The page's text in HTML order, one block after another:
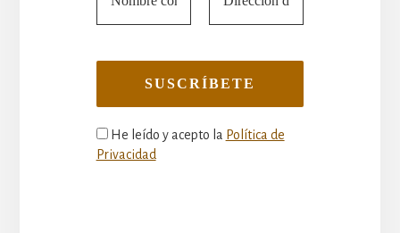
He leído y acepto la Política de
Privacidad